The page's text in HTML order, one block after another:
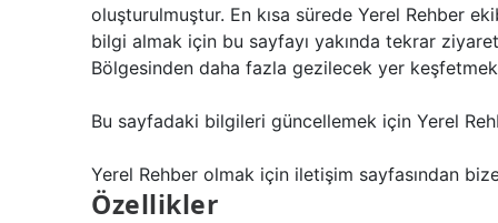
oluşturulmuştur. En kısa sürede Yerel Rehber
bilgi almak için bu sayfayı yakında tekrar
Bölgesinden daha fazla gezilecek yer
Bu sayfadaki bilgileri güncellemek için Yerel
Yerel Rehber olmak için iletişim sayfasından
Özellikler